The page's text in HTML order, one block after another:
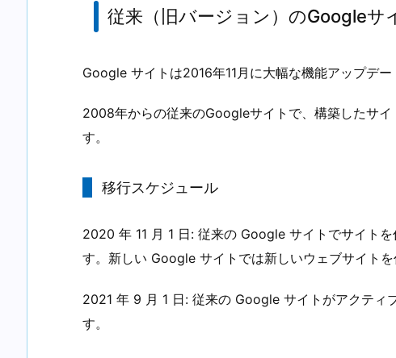
従来（旧バージョン）のGoogleサ
Google サイトは2016年11月に大幅な機能アップデー
2008年からの従来のGoogleサイトで、構築したサ
す。
移行スケジュール
2020 年 11 月 1 日: 従来の Google サイトでサイト
す。新しい Google サイトでは新しいウェブサイトを
2021 年 9 月 1 日: 従来の Google サイトがアクティ
す。